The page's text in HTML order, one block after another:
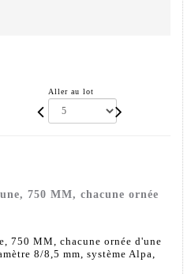
Aller au lot
750 MM, chacune ornée
750 MM, chacune ornée d'une
8/8,5 mm, système Alpa,